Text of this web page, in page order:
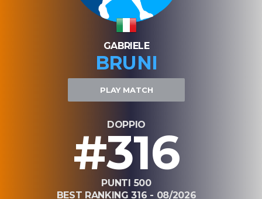
GABRIELE
BRUNI
PLAY MATCH
DOPPIO
#316
PUNTI 500
BEST RANKING 316 - 08/2026